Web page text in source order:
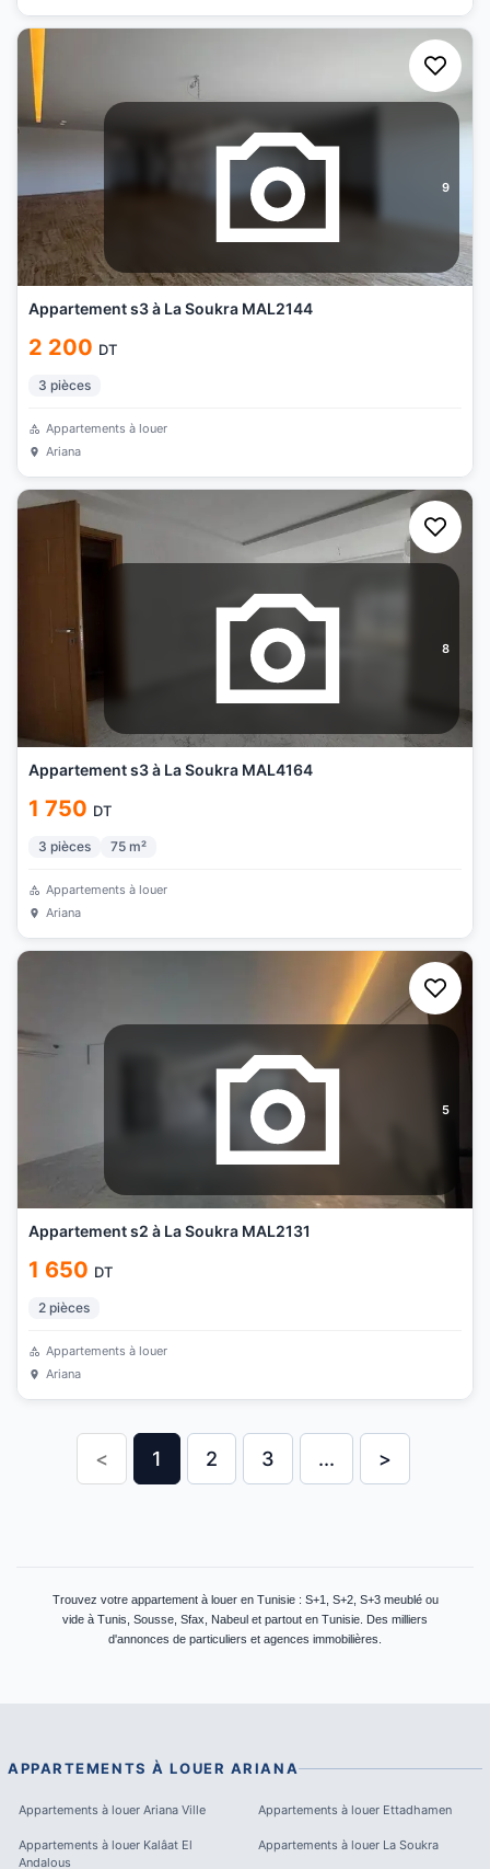
9
Appartement s3 à La Soukra MAL2144
2 200 DT
3 pièces
Appartements à louer
Ariana
8
Appartement s3 à La Soukra MAL4164
1 750 DT
3 pièces 75 m²
Appartements à louer
Ariana
5
Appartement s2 à La Soukra MAL2131
1 650 DT
2 pièces
Appartements à louer
Ariana
< 1 2 3 ... >
Trouvez votre appartement à louer en Tunisie : S+1, S+2, S+3 meublé ou
vide à Tunis, Sousse, Sfax, Nabeul et partout en Tunisie. Des milliers
d'annonces de particuliers et agences immobilières.
APPARTEMENTS À LOUER ARIANA
Appartements à louer Ariana Ville Appartements à louer Ettadhamen
Appartements à louer Kalâat El
Andalous
Appartements à louer La Soukra